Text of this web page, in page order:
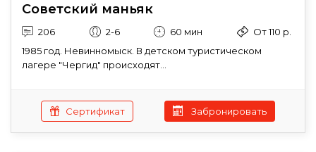
Советский маньяк
206 2-6 60 мин
От 110 р.
1985 год. Невинномыск. В детском туристическом
лагере "Чергид" происходят...
Сертификат Забронировать